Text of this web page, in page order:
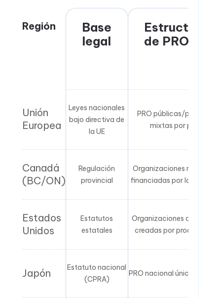
Región
Base
legal
Estructura
de PRO
Unión
Europea
Leyes nacionales
bajo directiva de
la UE
PRO públicas/privadas
mixtas por país
Canadá
(BC/ON)
Regulación
provincial
Organizaciones reguladas
financiadas por la industria
Estados
Unidos
Estatutos
estatales
Organizaciones de gestión
creadas por productores
Japón
Estatuto nacional
(CPRA)
PRO nacional única